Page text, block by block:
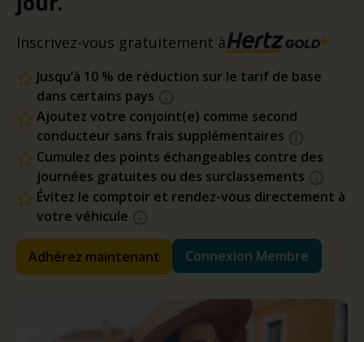
Inscrivez-vous gratuitement à
Jusqu’à 10 % de réduction sur le tarif de base
dans certains pays
Ajoutez votre conjoint(e) comme second
conducteur sans frais supplémentaires
Cumulez des points échangeables contre des
journées gratuites ou des surclassements
Évitez le comptoir et rendez-vous directement à
votre véhicule
Adhérez maintenant Connexion Membre